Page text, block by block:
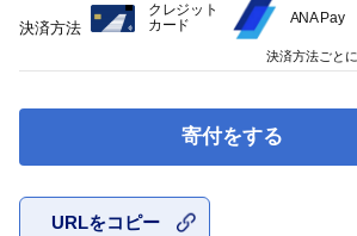
寄付をする
URLをコピー
決済方法
クレジット
カード
ANA Pay
決済方法ごと